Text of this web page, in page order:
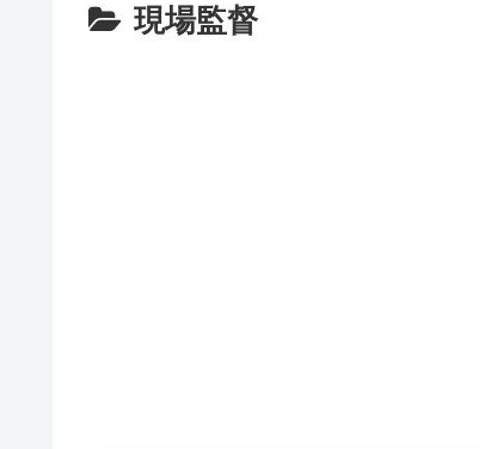
現場監督